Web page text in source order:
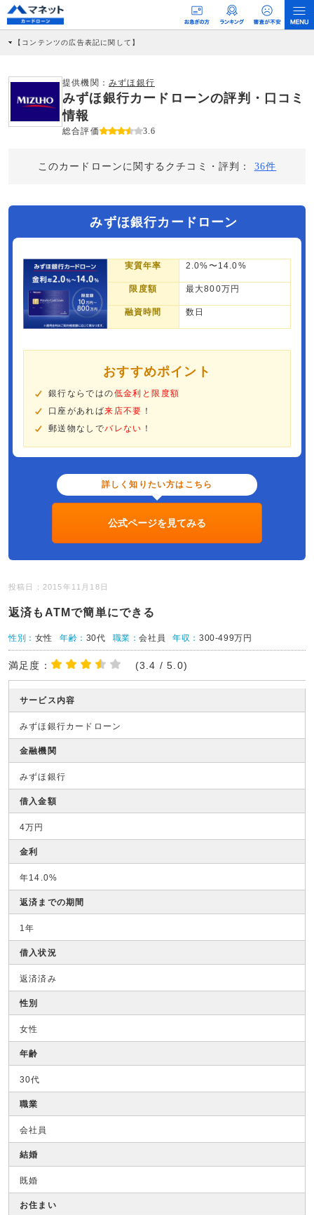
【コンテンツの広告表記に関して】
社に対して企業から紹介報酬が支払われるという収益モデルです。 ただし、特定の
商品を根拠なくPRするものではなく、当編集部の調査／ユーザーへの口コミ収集な
どに基づき、公平性を担保した情報提供を行っています。
>提携企業一覧
提供機関： みずほ銀行
みずほ銀行カードローンの評判・口コミ
情報
総合評価 3.6
このカードローンに関するクチコミ・評判： 36件
みずほ銀行カードローン
実質年率 2.0%〜14.0%
限度額 最大800万円
融資時間 数日
おすすめポイント
銀行ならではの低金利と限度額
口座があれば来店不要 ！
郵送物なしでバレない ！
詳しく知りたい方はこちら
公式ページを見てみる
投稿日：2015年11月18日
返済もATMで簡単にできる
性別： 女性 年齢： 30代 職業：会社員 年収：300-499万円
満足度： (3.4 / 5.0)
サービス内容
みずほ銀行カードローン
金融機関
みずほ銀行
借入金額
4万円
金利
年14.0%
返済までの期間
1年
借入状況
返済済み
性別
女性
年齢
30代
職業
会社員
結婚
既婚
お住まい